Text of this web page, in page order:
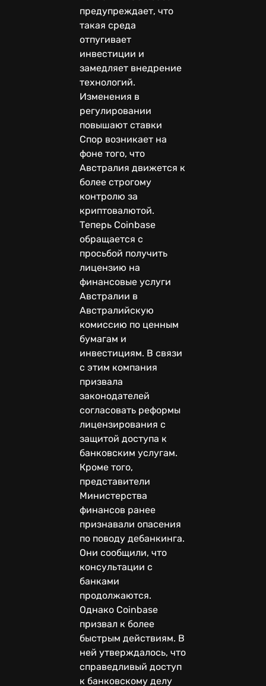
предупреждает, что
такая среда
отпугивает
инвестиции и
замедляет внедрение
технологий.
Изменения в
регулировании
повышают ставки
Спор возникает на
фоне того, что
Австралия движется к
более строгому
контролю за
криптовалютой.
Теперь Coinbase
обращается с
просьбой получить
лицензию на
финансовые услуги
Австралии в
Австралийскую
комиссию по ценным
бумагам и
инвестициям. В связи
с этим компания
призвала
законодателей
согласовать реформы
лицензирования с
защитой доступа к
банковским услугам.
Кроме того,
представители
Министерства
финансов ранее
признавали опасения
по поводу дебанкинга.
Они сообщили, что
консультации с
банками
продолжаются.
Однако Coinbase
призвал к более
быстрым действиям. В
ней утверждалось, что
справедливый доступ
к банковскому делу